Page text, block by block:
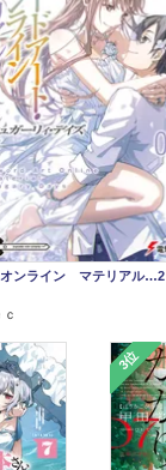
オンライン マテリアル…2
3位